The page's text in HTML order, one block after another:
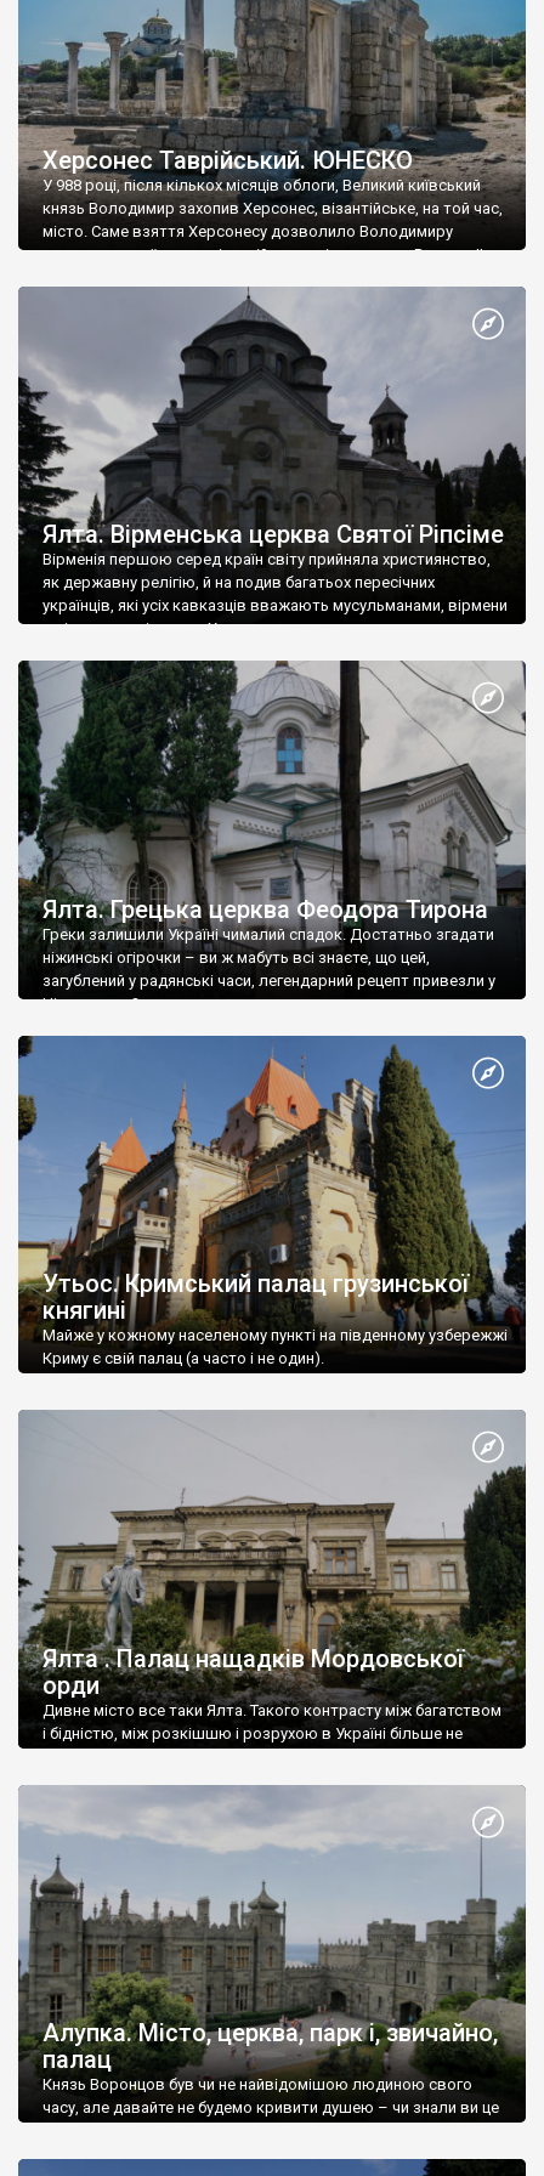
Херсонес Таврійський. ЮНЕСКО
У 988 році, після кількох місяців облоги, Великий київський
князь Володимир захопив Херсонес, візантійське, на той час,
місто. Саме взяття Херсонесу дозволило Володимиру
диктувати свої умови візантійському імператору Василю ІІ, та
Херсонесі Володимир-язичник, став Василем-християнином.
А потім було Хрещення Русі. На честь Херсонесу Таврійського
Ялта. Вірменська церква Святої Ріпсіме
Вірменія першою серед країн світу прийняла християнство,
як державну релігію, й на подив багатьох пересічних
українців, які усіх кавказців вважають мусульманами, вірмени
є відданими вірянами Христа
Ялта. Грецька церква Феодора Тирона
Греки залишили Україні чималий спадок. Достатньо згадати
ніжинські огірочки – ви ж мабуть всі знаєте, що цей,
загублений у радянські часи, легендарний рецепт привезли у
Ніжин греки?
Утьос. Кримський палац грузинської
княгині
Майже у кожному населеному пункті на південному узбережжі
Криму є свій палац (а часто і не один).
Ялта . Палац нащадків Мордовської
орди
Дивне місто все таки Ялта. Такого контрасту між багатством
і бідністю, між розкішшю і розрухою в Україні більше не
Алупка. Місто, церква, парк і, звичайно,
палац
Князь Воронцов був чи не найвідомішою людиною свого
часу, але давайте не будемо кривити душею – чи знали ви це